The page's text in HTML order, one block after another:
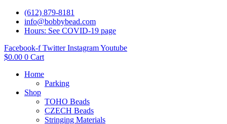
(612) 879-8181
info@bobbybead.com
Hours: See COVID-19 page
Facebook-f Twitter InstagramYoutube
$0.00 0 Cart
Home
Parking
Shop
TOHO Beads
CZECH Beads
Stringing Materials